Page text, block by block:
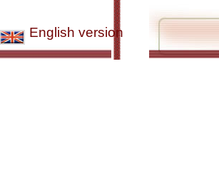
English version